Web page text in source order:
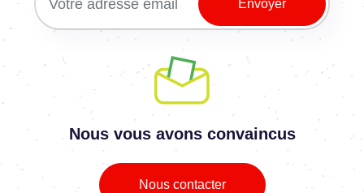
Nous vous avons convaincus
Nous contacter